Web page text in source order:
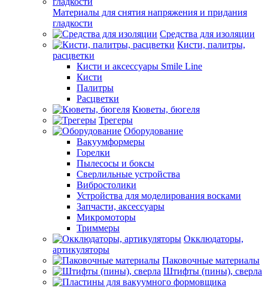
Материалы для снятия напряжения и придания
гладкости
Средства для изоляции
Кисти, палитры,
расцветки
Кисти и аксессуары Smile Line
Кисти
Палитры
Расцветки
Кюветы, бюгеля
Трегеры
Оборудование
Вакуумформеры
Горелки
Пылесосы и боксы
Сверлильные устройства
Вибростолики
Устройства для моделирования восками
Запчасти, аксессуары
Микромоторы
Триммеры
Окклюдаторы,
артикуляторы
Паковочные материалы
Штифты (пины), сверла